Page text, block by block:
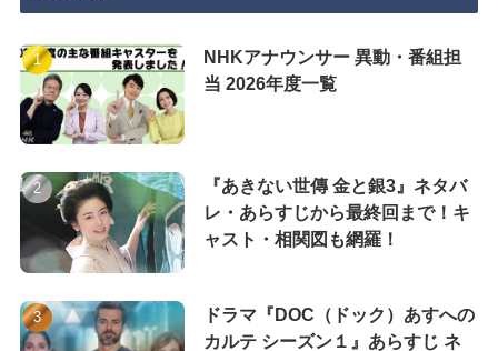
NHKアナウンサー 異動・番組担
当 2026年度一覧
『あきない世傳 金と銀3』ネタバ
レ・あらすじから最終回まで！キ
ャスト・相関図も網羅！
ドラマ『DOC（ドック）あすへの
カルテ シーズン１』あらすじ ネ